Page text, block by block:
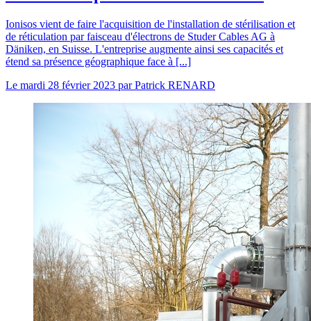
Ionisos vient de faire l'acquisition de l'installation de stérilisation et
de réticulation par faisceau d'électrons de Studer Cables AG à
Däniken, en Suisse. L'entreprise augmente ainsi ses capacités et
étend sa présence géographique face à [...]
Le mardi 28 février 2023 parPatrick RENARD